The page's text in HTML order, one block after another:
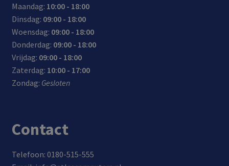
Maandag: 10:00 - 18:00
Dinsdag: 09:00 - 18:00
Woensdag: 09:00 - 18:00
Donderdag: 09:00 - 18:00
Vrijdag: 09:00 - 18:00
Zaterdag: 10:00 - 17:00
Zondag: Gesloten
Contact
Telefoon: 0180-515-555